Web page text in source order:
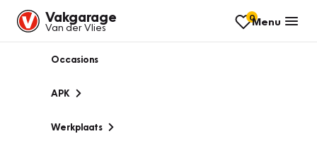
Vakgarage
Van der Vlies
0Menu
Occasions
APK
Werkplaats